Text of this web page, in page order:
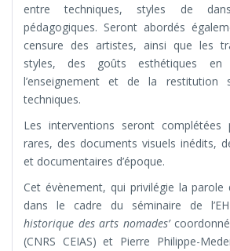
entre techniques, styles de
pédagogiques. Seront abordés
censure des artistes, ainsi que les
styles, des goûts esthétiques
l’enseignement et de la restitution
techniques.
Les interventions seront complétées
rares, des documents visuels inédits,
et documentaires d’époque.
Cet évènement, qui privilégie la parole
dans le cadre du séminaire de
historique des arts nomades’
(CNRS CEIAS) et Pierre Philippe-